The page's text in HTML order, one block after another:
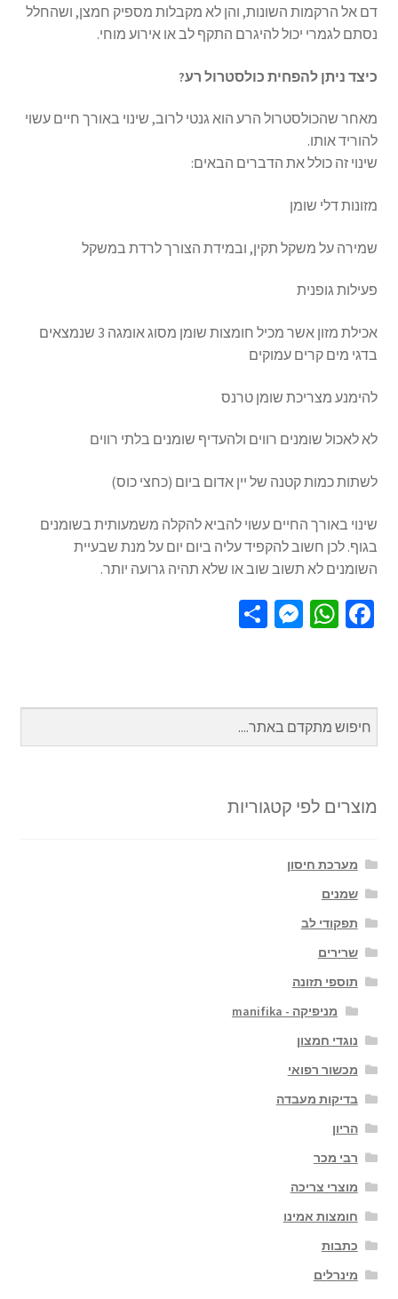
דם אל הרקמות השונות, והן לא מקבלות מספיק חמצן, ושהחלל
נסתם לגמרי יכול להיגרם התקף לב או אירוע מוחי.
כיצד ניתן להפחית כולסטרול רע?
מאחר שהכולסטרול הרע הוא גנטי לרוב, שינוי באורך חיים עשוי
להוריד אותו.
שינוי זה כולל את הדברים הבאים:
מזונות דלי שומן
שמירה על משקל תקין, ובמידת הצורך לרדת במשקל
פעילות גופנית
אכילת מזון אשר מכיל חומצות שומן מסוג אומגה 3 שנמצאים
בדגי מים קרים עמוקים
להימנע מצריכת שומן טרנס
לא לאכול שומנים רווים ולהעדיף שומנים בלתי רווים
לשתות כמות קטנה של יין אדום ביום (כחצי כוס)
שינוי באורך החיים עשוי להביא להקלה משמעותית בשומנים
בגוף. לכן חשוב להקפיד עליה ביום יום על מנת שבעיית
השומנים לא תשוב שוב או שלא תהיה גרועה יותר.
Fa
o
o
k
W
sA
p
p
M
n
ge
r
S
e
מוצרים לפי קטגוריות
מערכת חיסון
שמנים
תפקודי לב
שרירים
תוספי תזונה
מניפיקה - manifika
נוגדי חמצון
מכשור רפואי
בדיקות מעבדה
הריון
רבי מכר
מוצרי צריכה
חומצות אמינו
כתבות
מינרלים